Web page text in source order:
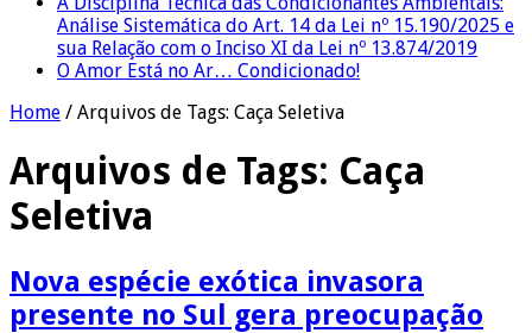
Análise Sistemática do Art. 14 da Lei nº 15.190/2025 e
sua Relação com o Inciso XI da Lei nº 13.874/2019
O Amor Está no Ar… Condicionado!
Home / Arquivos de Tags: Caça Seletiva
Arquivos de Tags: Caça
Seletiva
Nova espécie exótica invasora
presente no Sul gera preocupação